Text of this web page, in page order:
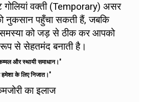
वक्ती (Temporary) असर
नुकसान पहुँचा सकती हैं, जबकि
को जड़ से ठीक कर आपको
रूप से सेहतमंद बनाती है।
और स्थायी समाधान।"
हमेशा के लिए निजात।"
का इलाज